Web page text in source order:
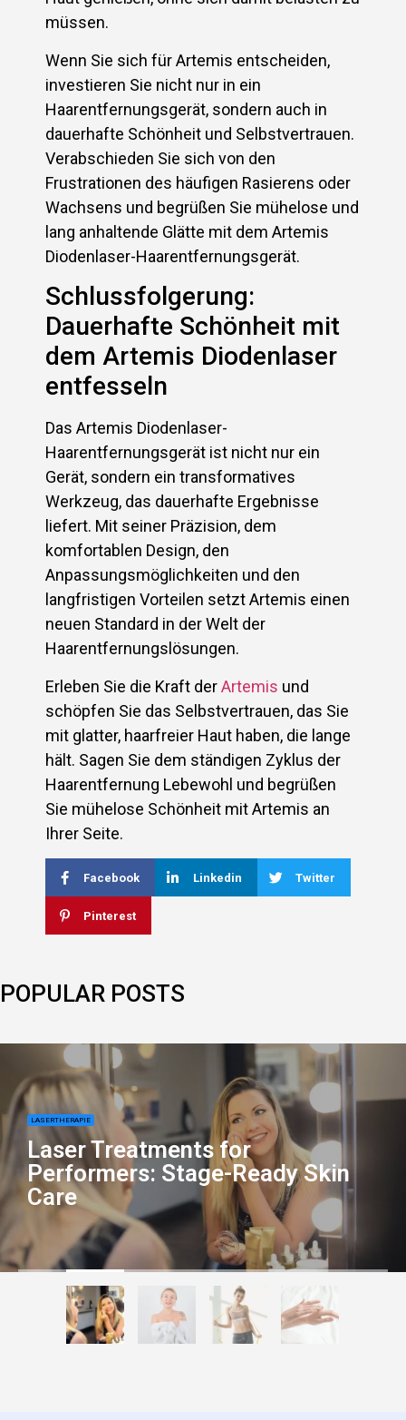
müssen.
Wenn Sie sich für Artemis entscheiden,
investieren Sie nicht nur in ein
Haarentfernungsgerät, sondern auch in
dauerhafte Schönheit und Selbstvertrauen.
Verabschieden Sie sich von den
Frustrationen des häufigen Rasierens oder
Wachsens und begrüßen Sie mühelose und
lang anhaltende Glätte mit dem Artemis
Diodenlaser-Haarentfernungsgerät.
Schlussfolgerung:
Dauerhafte Schönheit mit
dem Artemis Diodenlaser
entfesseln
Das Artemis Diodenlaser-
Haarentfernungsgerät ist nicht nur ein
Gerät, sondern ein transformatives
Werkzeug, das dauerhafte Ergebnisse
liefert. Mit seiner Präzision, dem
komfortablen Design, den
Anpassungsmöglichkeiten und den
langfristigen Vorteilen setzt Artemis einen
neuen Standard in der Welt der
Haarentfernungslösungen.
Erleben Sie die Kraft derArtemis und
schöpfen Sie das Selbstvertrauen, das Sie
mit glatter, haarfreier Haut haben, die lange
hält. Sagen Sie dem ständigen Zyklus der
Haarentfernung Lebewohl und begrüßen
Sie mühelose Schönheit mit Artemis an
Ihrer Seite.
Facebook Linkedin Twitter
Pinterest
POPULAR POSTS
LASERTHERAPIE
Laser Treatments for
Performers: Stage-Ready Skin
Care